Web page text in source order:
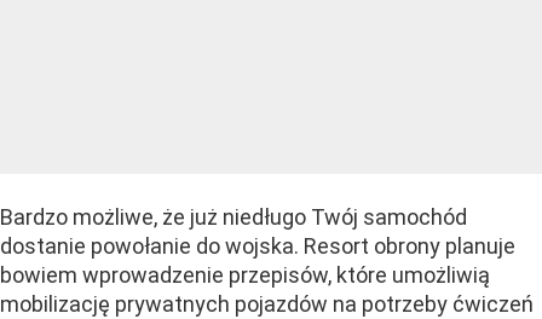
Bardzo możliwe, że już niedługo Twój samochód
dostanie powołanie do wojska. Resort obrony planuje
bowiem wprowadzenie przepisów, które umożliwią
mobilizację prywatnych pojazdów na potrzeby ćwiczeń